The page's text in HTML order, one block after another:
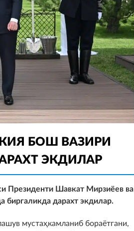
БОШ ВАЗИРИ
ЭКДИЛАР
Президенти Шавкат Мирзиёев ва
дарахт экдилар.
мустаҳкамланиб бораётгани,